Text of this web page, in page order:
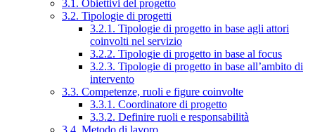
3.1. Obiettivi del progetto
3.2. Tipologie di progetti
3.2.1. Tipologie di progetto in base agli attori
coinvolti nel servizio
3.2.2. Tipologie di progetto in base al focus
3.2.3. Tipologie di progetto in base all’ambito di
intervento
3.3. Competenze, ruoli e figure coinvolte
3.3.1. Coordinatore di progetto
3.3.2. Definire ruoli e responsabilità
3.4. Metodo di lavoro